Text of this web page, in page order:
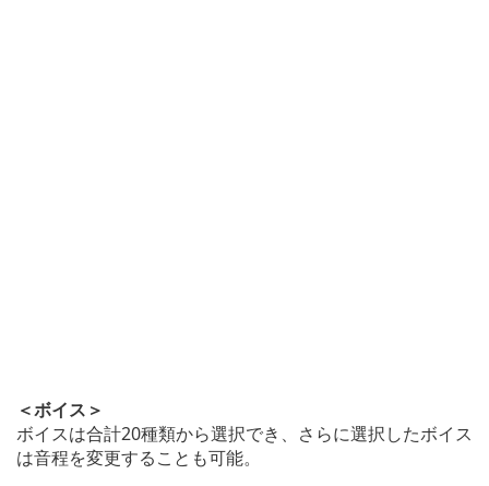
＜ボイス＞
ボイスは合計20種類から選択でき、さらに選択したボイス
は音程を変更することも可能。